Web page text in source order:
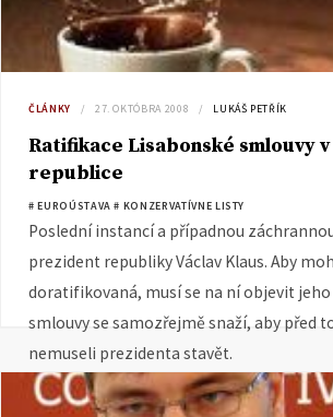
ČLÁNKY 27. OKTÓBRA 2008 LUKÁŠ PETŘÍK
Ratifikace Lisabonské smlouvy v
republice
# EUROÚSTAVA # KONZERVATÍVNE LISTY
Poslední instancí a případnou
prezident republiky Václav Klaus. Aby
doratifikovaná, musí se na ní objevit jeho
smlouvy se samozřejmě snaží, aby před
nemuseli prezidenta stavět.